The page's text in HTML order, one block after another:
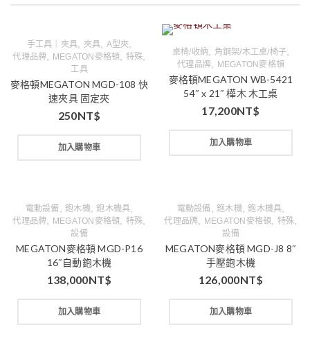
手工具｜夾具 夾具 A型夾
代理品牌 MEGATON麥格頓 特殊
工具
麥格頓MEGATON MGD-108 快
速夾具 固定夾
250NT$
加入購物車
桌椅/收納 角鋼架/木工桌/椅子
代理品牌 MEGATON麥格頓
麥格頓MEGATON WB-5421
54″ x 21″ 樺木 木工桌
17,200NT$
加入購物車
電動設備 鉋木機 鉋木機具
代理品牌 MEGATON麥格頓 特殊
設備
MEGATON麥格頓 MGD-P16
16″自動鉋木機
138,000NT$
加入購物車
電動設備 鉋木機 鉋木機具
代理品牌 MEGATON麥格頓 特殊
設備
MEGATON麥格頓 MGD-J8 8″
手壓鉋木機
126,000NT$
加入購物車